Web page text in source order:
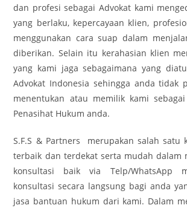
dan profesi sebagai Advokat kami
yang berlaku, kepercayaan klien,
menggunakan cara suap dalam
diberikan. Selain itu kerahasian klien
yang kami jaga sebagaimana yang
Advokat Indonesia sehingga anda tidak
menentukan atau memilik kami
Penasihat Hukum anda.
S.F.S & Partners merupakan salah satu
terbaik dan terdekat serta mudah dalam
konsultasi baik via Telp/WhatsApp
konsultasi secara langsung bagi anda
jasa bantuan hukum dari kami. Dalam